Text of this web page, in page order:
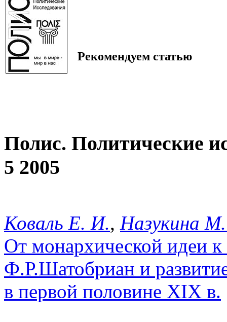
Рекомендуем статью
Полис. Политические
5 2005
Коваль Е. И., Назукина
От монархической идеи к
Ф.Р.Шатобриан и
в первой половине XIX в.